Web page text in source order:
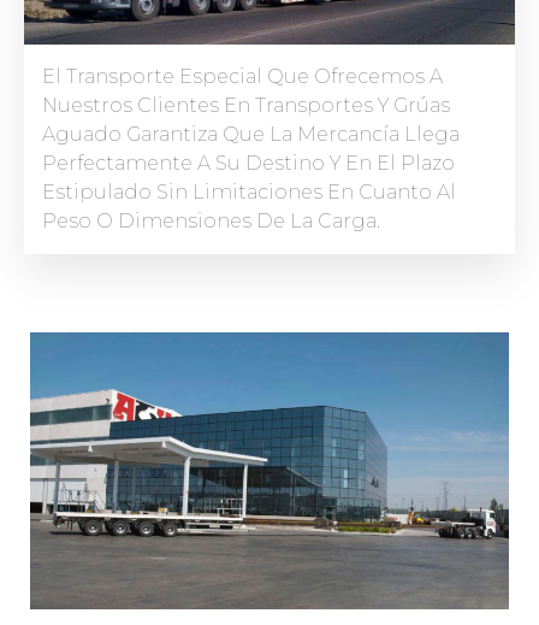
El Transporte Especial Que Ofrecemos A
Nuestros Clientes En Transportes Y Grúas
Aguado Garantiza Que La Mercancía Llega
Perfectamente A Su Destino Y En El Plazo
Estipulado Sin Limitaciones En Cuanto Al
Peso O Dimensiones De La Carga.